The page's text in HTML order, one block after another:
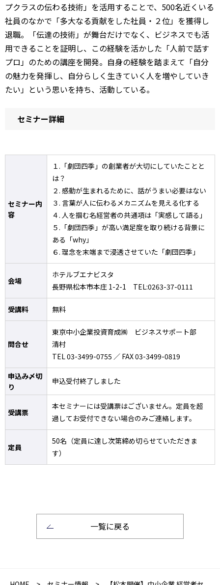
プクラスの伝わる技術」を活用することで、500名近くいる
社員のなかで「多大なる貢献をした社員・２位」を獲得し
退職。「伝達の技術」が舞台だけでなく、ビジネスでも活
用できることを証明し、この経験を活かした「人前で話す
プロ」のための講座を開発。自身の経験を踏まえて「自分
の魅力を発揮し、自分らしく生きていく人を増やしていき
たい」という思いを持ち、活動している。
セミナー詳細
セミナー内
容
１.「劇団四季」の創業者が大切にしていたことと
は？
２. 感動が生まれるために、話がうまい必要はない
３. 言葉が人に伝わるメカニズムを見える化する
４. 人を掴む名経営者の共通項は「実感して語る」
５.「劇団四季」が高い満足度を取り続ける背景に
ある「why」
６. 理念を末端まで浸透させていた「劇団四季」
会場
ホテルブエナビスタ
長野県松本市本庄 1-2-1 TEL:0263-37-0111
受講料 無料
問合せ
東京中小企業投資育成㈱ ビジネスサポート部
清村
TEL 03-3499-0755 ／ FAX 03-3499-0819
申込み〆切
り
申込受付終了しました
受講票
本セミナーには受講票はございません。定員を超
過してお受付できない場合のみご連絡します。
定員
50名（定員に達し次第締め切らせていただきま
す）
一覧に戻る